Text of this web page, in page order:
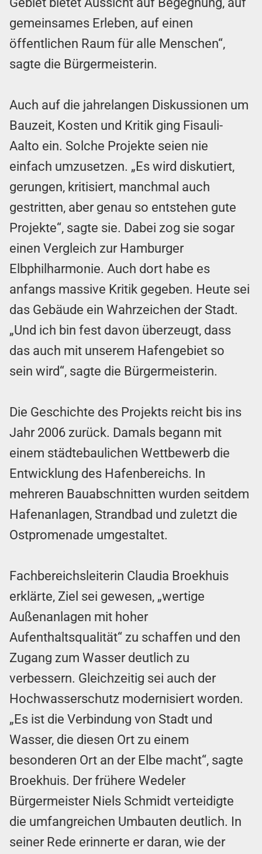
gemeinsames Erleben, auf einen
öffentlichen Raum für alle Menschen“,
sagte die Bürgermeisterin.
Auch auf die jahrelangen Diskussionen um
Bauzeit, Kosten und Kritik ging Fisauli-
Aalto ein. Solche Projekte seien nie
einfach umzusetzen. „Es wird diskutiert,
gerungen, kritisiert, manchmal auch
gestritten, aber genau so entstehen gute
Projekte“, sagte sie. Dabei zog sie sogar
einen Vergleich zur Hamburger
Elbphilharmonie. Auch dort habe es
anfangs massive Kritik gegeben. Heute sei
das Gebäude ein Wahrzeichen der Stadt.
„Und ich bin fest davon überzeugt, dass
das auch mit unserem Hafengebiet so
sein wird“, sagte die Bürgermeisterin.
Die Geschichte des Projekts reicht bis ins
Jahr 2006 zurück. Damals begann mit
einem städtebaulichen Wettbewerb die
Entwicklung des Hafenbereichs. In
mehreren Bauabschnitten wurden seitdem
Hafenanlagen, Strandbad und zuletzt die
Ostpromenade umgestaltet.
Fachbereichsleiterin Claudia Broekhuis
erklärte, Ziel sei gewesen, „wertige
Außenanlagen mit hoher
Aufenthaltsqualität“ zu schaffen und den
Zugang zum Wasser deutlich zu
verbessern. Gleichzeitig sei auch der
Hochwasserschutz modernisiert worden.
„Es ist die Verbindung von Stadt und
Wasser, die diesen Ort zu einem
besonderen Ort an der Elbe macht“, sagte
Broekhuis. Der frühere Wedeler
Bürgermeister Niels Schmidt verteidigte
die umfangreichen Umbauten deutlich. In
seiner Rede erinnerte er daran, wie der